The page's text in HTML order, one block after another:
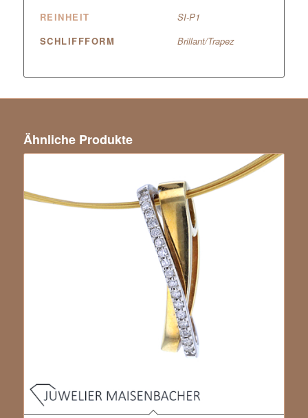
REINHEIT
SI-P1
SCHLIFFFORM
Brillant/Trapez
Ähnliche Produkte